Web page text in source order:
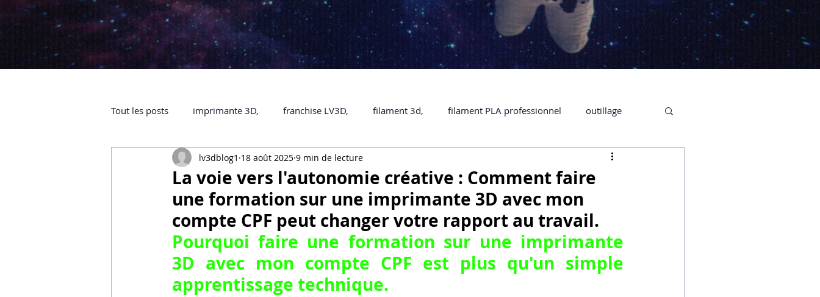
Tout les posts imprimante 3D, franchise LV3D, filament 3d, filament PLA professionnel outillage
impression 3D à la demande Accessoires imprimante 3D professionelle
ARTILLERY 3D Formation impression 3D SCANNER 3D impression 3D
certifiée QUALIOPI Formation 3D en ligne. Formation 3D CPF CREALITY,
La voie vers l'autonomie créative : Comment faire
une formation sur une imprimante 3D avec mon
compte CPF peut changer votre rapport au travail.
lv3dblog1 18 août 2025 9 min de lecture
Pourquoi faire une formation sur une imprimante
3D avec mon compte CPF est plus qu'un simple
apprentissage technique.